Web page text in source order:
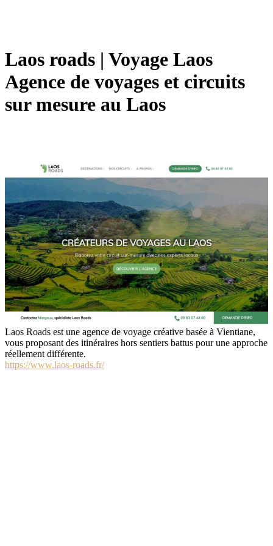
Laos roads | Voyage Laos
Agence de voyages et circuits
sur mesure au Laos
Laos Roads est une agence de voyage créative basée à Vientiane,
vous proposant des itinéraires hors sentiers battus pour une approche
réellement différente.
https://www.laos-roads.fr/